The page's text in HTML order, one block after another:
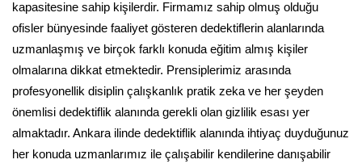
kapasitesine sahip kişilerdir. Firmamız sahip olmuş olduğu
ofisler bünyesinde faaliyet gösteren dedektiflerin alanlarında
uzmanlaşmış ve birçok farklı konuda eğitim almış kişiler
olmalarına dikkat etmektedir. Prensiplerimiz arasında
profesyonellik disiplin çalışkanlık pratik zeka ve her şeyden
önemlisi dedektiflik alanında gerekli olan gizlilik esası yer
almaktadır. Ankara ilinde dedektiflik alanında ihtiyaç duyduğunuz
her konuda uzmanlarımız ile çalışabilir kendilerine danışabilir